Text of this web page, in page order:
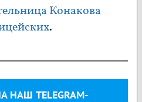
Конакова
.
TELEGRAM-